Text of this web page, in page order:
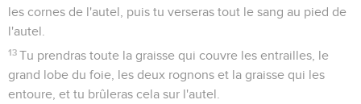
les cornes de l'autel, puis tu verseras tout le sang au pied de
l'autel.
13 Tu prendras toute la graisse qui couvre les entrailles, le
grand lobe du foie, les deux rognons et la graisse qui les
entoure, et tu brûleras cela sur l'autel.